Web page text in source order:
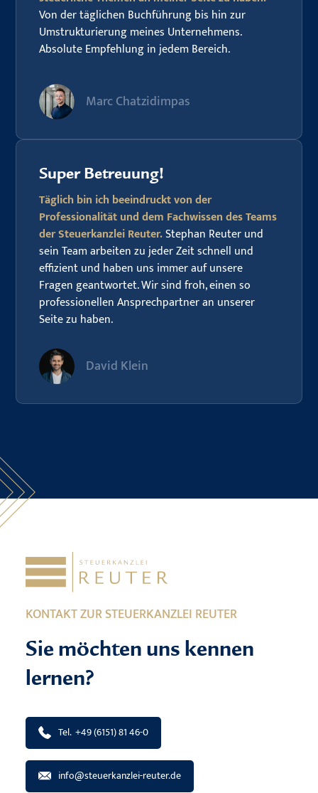
Von der täglichen Buchführung bis hin zur
Umstrukturierung meines Unternehmens.
Absolute Empfehlung in jedem Bereich.
Marc Chatzidimpas
Super Betreuung!
Täglich bin ich beeindruckt von der
Professionalität und dem Fachwissen des Teams
der Steuerkanzlei Reuter.Stephan Reuter und
sein Team arbeiten zu jeder Zeit schnell und
effizient und haben uns immer auf unsere
Fragen geantwortet. Wir sind froh, einen so
professionellen Ansprechpartner an unserer
Seite zu haben.
David Klein
KONTAKT ZUR STEUERKANZLEI REUTER
Sie möchten uns kennen
lernen?
Tel. +49 (6151) 81 46-0
info@steuerkanzlei-reuter.de